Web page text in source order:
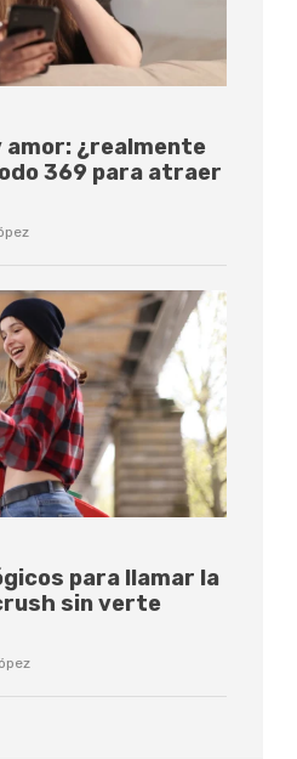
¿realmente
369 para atraer
para llamar la
sin verte